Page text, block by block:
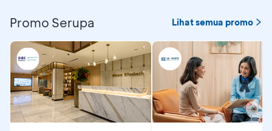
Promo Serupa Lihat semua promo